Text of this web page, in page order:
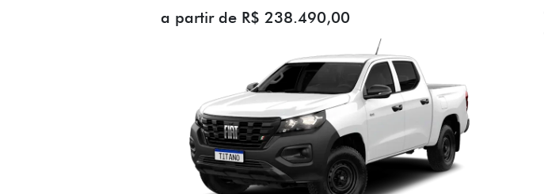
a partir de R$ 238.490,00